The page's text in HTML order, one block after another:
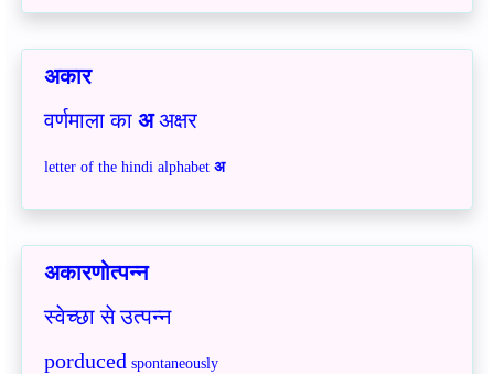
अकार
वर्णमाला का अअक्षर
letter of the hindi alphabet अ
अकारणोत्पन्न
स्वेच्छा से उत्पन्न
porduced spontaneously